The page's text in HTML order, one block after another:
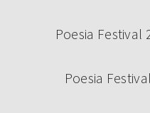
Poesia Festival
Poesia